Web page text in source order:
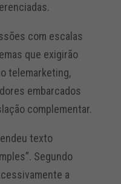
com escalas
que exigirão
telemarketing,
embarcados
complementar.
texto
Segundo
a